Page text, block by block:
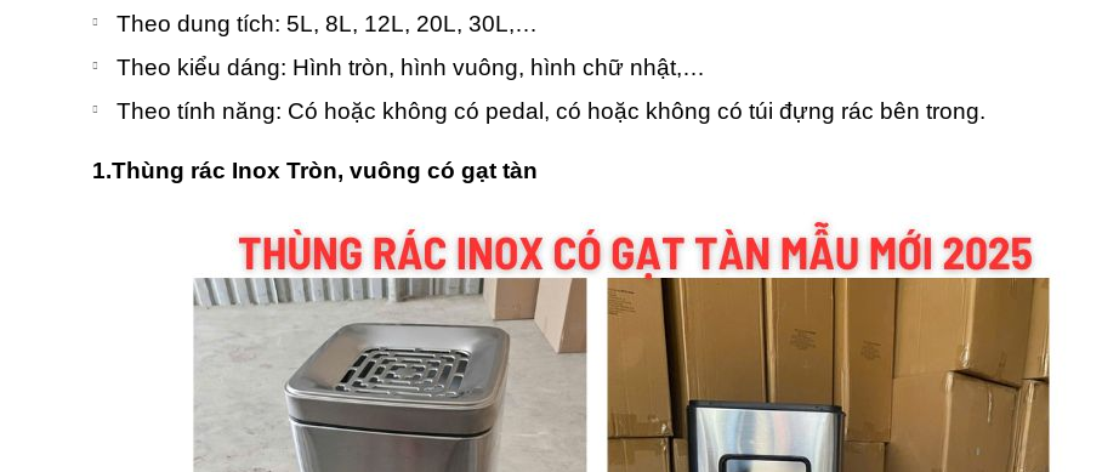
Theo dung tích: 5L, 8L, 12L, 20L, 30L,…
Theo kiểu dáng: Hình tròn, hình vuông, hình chữ nhật,…
Theo tính năng: Có hoặc không có pedal, có hoặc không có túi đựng rác bên trong.
1.Thùng rác Inox Tròn, vuông có gạt tàn